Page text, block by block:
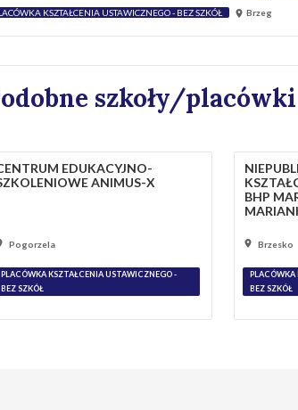
KSZTAŁCENIA USTAWICZNEGO - BEZ SZKÓŁ Brzeg
szkoły/
EDUKACYJNO-
ANIMUS-X
Pogorzela
PLACÓWKA KSZTAŁCENIA USTAWICZNEGO -
BEZ SZKÓŁ
BHP
Brzesko
BEZ SZKÓŁ